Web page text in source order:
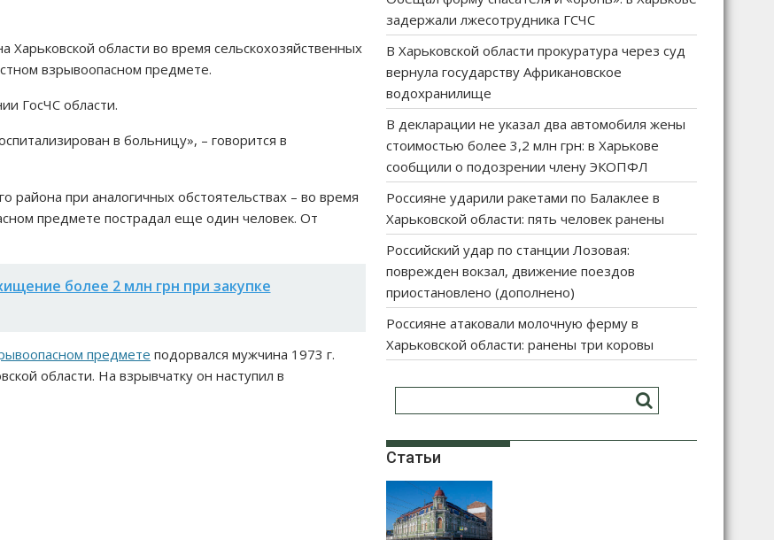
Харьковской области во время сельскохозяйственных
взрывоопасном предмете.
ГосЧС области.
в больницу», – говорится в
района при аналогичных обстоятельствах – во время
предмете пострадал еще один человек. От
более 2 млн грн при закупке
предмете подорвался мужчина 1973 г.
области. На взрывчатку он наступил в
задержали лжесотрудника ГСЧС
В Харьковской области прокуратура через суд
вернула государству Африкановское
водохранилище
В декларации не указал два автомобиля жены
стоимостью более 3,2 млн грн: в Харькове
сообщили о подозрении члену ЭКОПФЛ
Россияне ударили ракетами по Балаклее в
Харьковской области: пять человек ранены
Российский удар по станции Лозовая:
поврежден вокзал, движение поездов
приостановлено (дополнено)
Россияне атаковали молочную ферму в
Харьковской области: ранены три коровы
Статьи